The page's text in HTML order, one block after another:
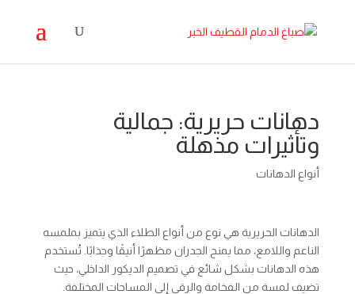
دهانات حريرية: جمالية
وتأثيرات مذهلة
أنواع الدهانات
الدهانات الحريرية هي نوع من أنواع الطلاء الذي يتميز بملمسه
الناعم واللامع، مما يمنح الجدران مظهرًا أنيقًا وجذابًا. تُستخدم
هذه الدهانات بشكل شائع في تصميم الديكور الداخلي، حيث
تضيف لمسة من الفخامة والرقي إلى المساحات المختلفة.